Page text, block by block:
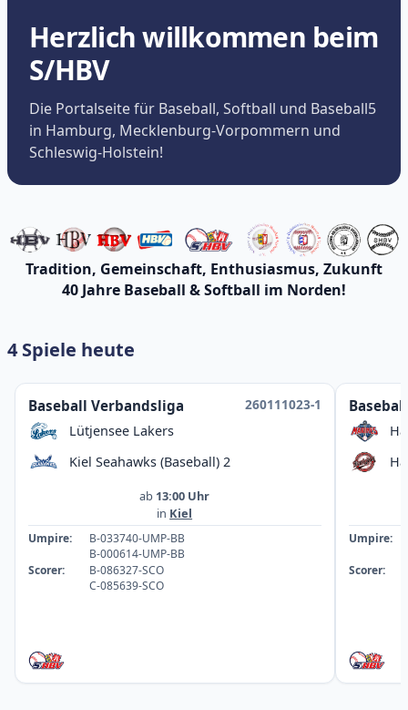
Herzlich willkommen beim
S/HBV
Die Portalseite für Baseball, Softball und Baseball5
in Hamburg, Mecklenburg-Vorpommern und
Schleswig-Holstein!
Tradition, Gemeinschaft, Enthusiasmus, Zukunft
40 Jahre Baseball & Softball im Norden!
4 Spiele heute
Baseball Verbandsliga
260111023-1
Lütjensee Lakers
Kiel Seahawks (Baseball) 2
ab 13:00 Uhr
in Kiel
Umpire:
B-033740-UMP-BB
B-000614-UMP-BB
Scorer:
B-086327-SCO
C-085639-SCO
Umpire:
Scorer: